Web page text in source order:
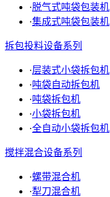
·脱气式吨袋包装机
·集成式吨袋包装机
拆包投料设备系列
·层装式小袋拆包机
·吨袋自动拆包机
·吨袋拆包机
·小袋拆包机
·全自动小袋拆包机
搅拌混合设备系列
·螺带混合机
·犁刀混合机